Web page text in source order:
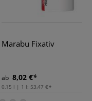
Marabu Fixativ
ab 8,02 €
0,15 l | 1 l: 53,47 €